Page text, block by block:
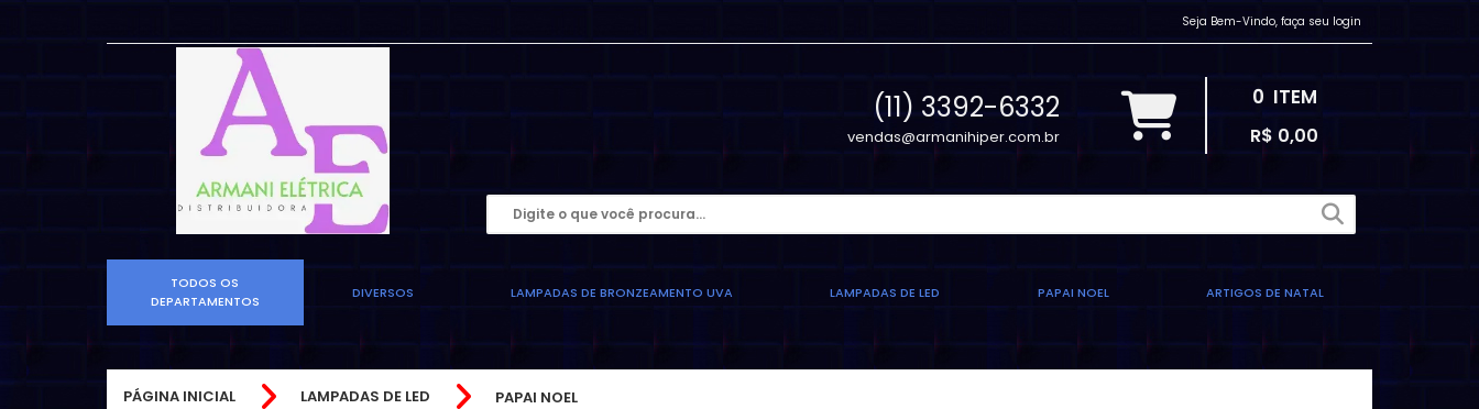
Seja Bem-Vindo, faça seu login
(11) 3392-6332
vendas@armanihiper.com.br
0 ITEM
R$ 0,00
TODOS OS
DEPARTAMENTOS
DIVERSOS LAMPADAS DE BRONZEAMENTO UVA LAMPADAS DE LED PAPAI NOEL ARTIGOS DE NATAL
PÁGINA INICIAL LAMPADAS DE LED PAPAI NOEL